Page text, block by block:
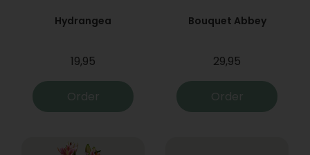
Hydrangea
19,95
Order
Bouquet Abbey
29,95
Order